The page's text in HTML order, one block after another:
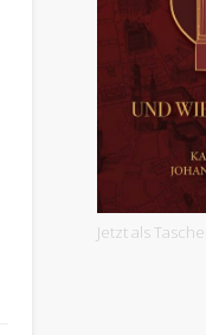
Jetzt als